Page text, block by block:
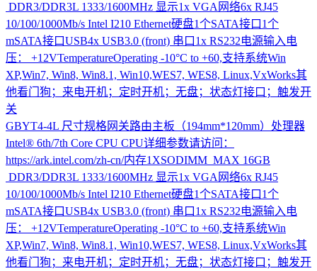
DDR3/DDR3L 1333/1600MHz 显示1x VGA网络6x RJ45
10/100/1000Mb/s Intel I210 Ethernet硬盘1个SATA接口1个
mSATA接口USB4x USB3.0 (front) 串口1x RS232电源输入电
压： +12VTemperatureOperating -10°C to +60,支持系统Win
XP,Win7, Win8, Win8.1, Win10,WES7, WES8, Linux,VxWorks其
他看门狗；来电开机；定时开机；无盘；状态灯接口；触发开
关
GBYT4-4L 尺寸规格网关路由主板（194mm*120mm）处理器
Intel® 6th/7th Core CPU CPU详细参数请访问：
https://ark.intel.com/zh-cn/内存1XSODIMM MAX 16GB
DDR3/DDR3L 1333/1600MHz 显示1x VGA网络6x RJ45
10/100/1000Mb/s Intel I210 Ethernet硬盘1个SATA接口1个
mSATA接口USB4x USB3.0 (front) 串口1x RS232电源输入电
压： +12VTemperatureOperating -10°C to +60,支持系统Win
XP,Win7, Win8, Win8.1, Win10,WES7, WES8, Linux,VxWorks其
他看门狗；来电开机；定时开机；无盘；状态灯接口；触发开